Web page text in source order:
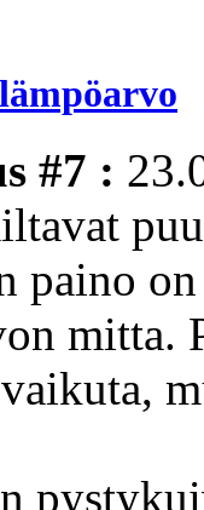
#7 :
paino
mitta.